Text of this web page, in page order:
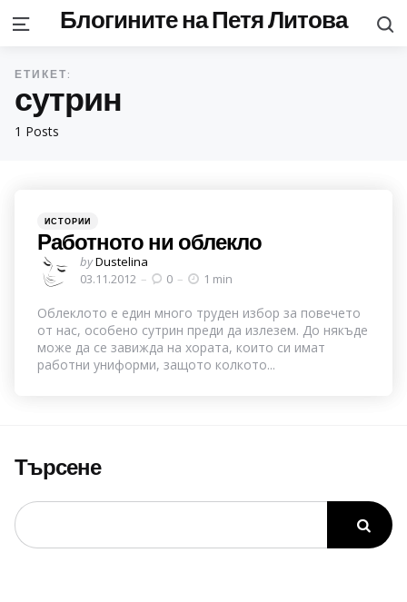
MenuБлогините на Петя Литова
1 Posts
ЕТИКЕТ:
сутрин
Categories
Posted
ИСТОРИИ
Работното ни облекло
Posted
by
byDustelina
03.11.2012
0 1 min
Облеклото е един много труден избор за повечето
от нас, особено сутрин преди да излезем. До някъде
може да се завижда на хората, които си имат
работни униформи, защото колкото...
Търсене